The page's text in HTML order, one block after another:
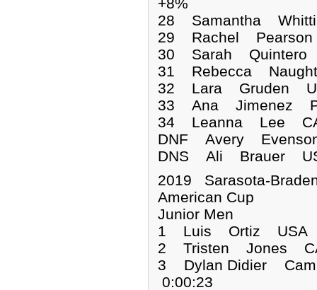
28 Samantha
29 Rachel
30 Sarah Quintero
31 Rebecca
32 Lara Gruden
33 Ana Jimenez
34 Leanna Lee
DNF Avery
DNS Ali
2019 Sarasota-
American Cup
Junior Men
1 Luis Ortiz
2 Tristen Jones
3 Dylan Didier
0:00:23